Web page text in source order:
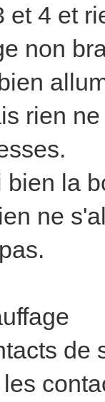
et 4 et
non
rien
la
ne
de